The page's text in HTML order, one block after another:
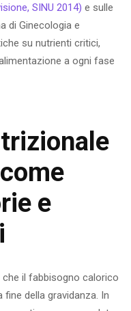
SINU 2014) e sulle
di Ginecologia e
su nutrienti critici,
a ogni fase
e
che il fabbisogno calorico
della gravidanza. In